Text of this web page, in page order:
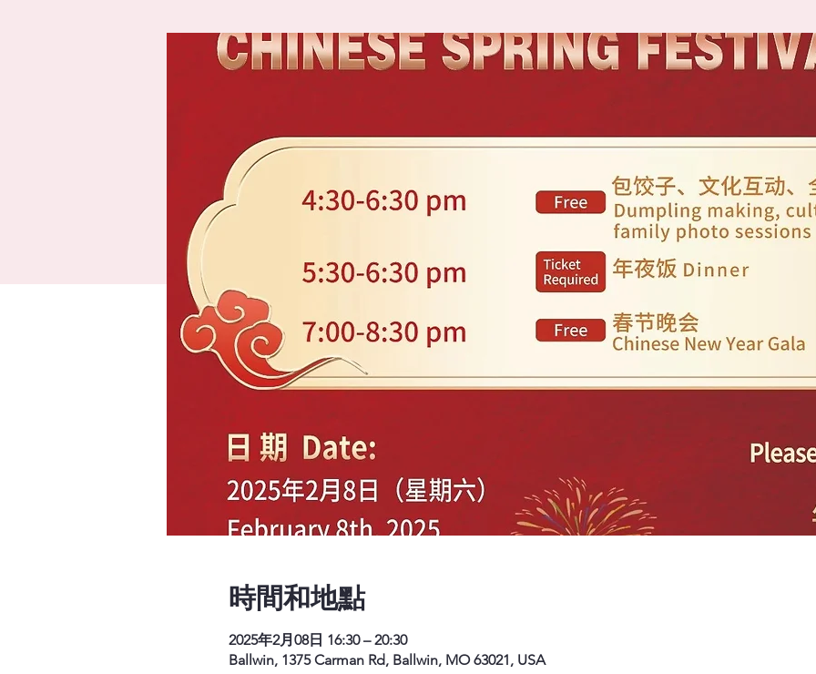
時間和地點
2025年2月08日 16:30 – 20:30
Ballwin, 1375 Carman Rd, Ballwin, MO 63021, USA